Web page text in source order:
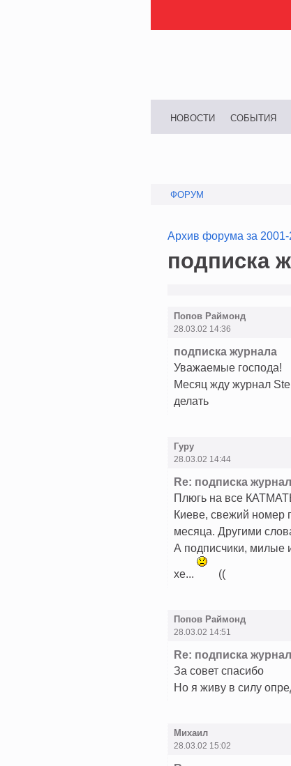
НОВОСТИ СОБЫТИЯ
ФОРУМ
Архив форума за 2001-
подписка
Попов Раймонд
28.03.02 14:36
подписка журнала
Уважаемые господа!
Месяц жду журнал
делать
Гуру
28.03.02 14:44
Re: подписка
Плюгь на все
Киеве, свежий номер
месяца. Другими
А подписчики, милые
хе... ((
Попов Раймонд
28.03.02 14:51
Re: подписка
За совет спасибо
Но я живу в силу
Михаил
28.03.02 15:02